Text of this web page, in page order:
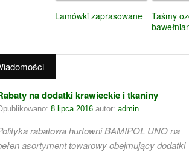
Lamówki zaprasowane
Taśmy
na dodatki krawieckie i tkaniny
8 lipca 2016 autor: admin
rabatowa hurtowni BAMIPOL UNO na
asortyment towarowy obejmujący dodatki